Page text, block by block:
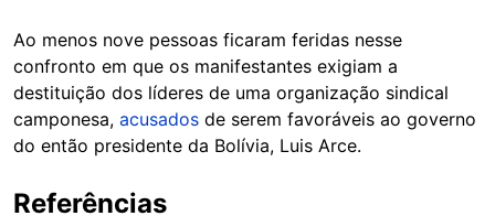
Ao menos nove pessoas ficaram feridas nesse
confronto em que os manifestantes exigiam a
destituição dos líderes de uma organização sindical
camponesa, acusados de serem favoráveis ao governo
do então presidente da Bolívia, Luis Arce.
Referências